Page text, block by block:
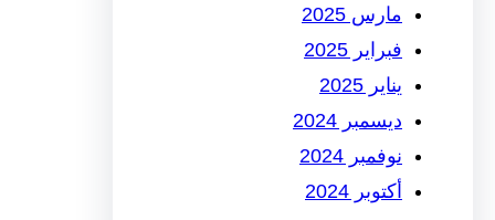
مارس 2025
فبراير 2025
يناير 2025
ديسمبر 2024
نوفمبر 2024
أكتوبر 2024